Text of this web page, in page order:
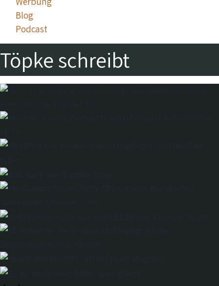
Blog
Podcast
Töpke schreibt